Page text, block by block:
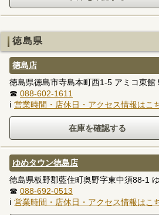
徳島県
徳島店
徳島県徳島市寺島本町西1-5 アミコ東館
☎ 088-602-1611
ℹ 営業時間・店休日・アクセス情報はこ
ゆめタウン徳島店
徳島県板野郡藍住町奥野字東中須88-1
☎ 088-692-0513
ℹ 営業時間・店休日・アクセス情報はこ